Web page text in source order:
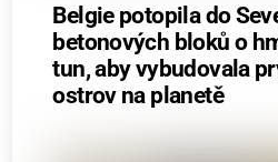
Belgie potopila do
betonových bloků o
tun, aby vybudovala
ostrov na planetě